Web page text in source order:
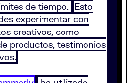
de tiempo. Esto
experimentar con
creativos, como
productos, testimonios